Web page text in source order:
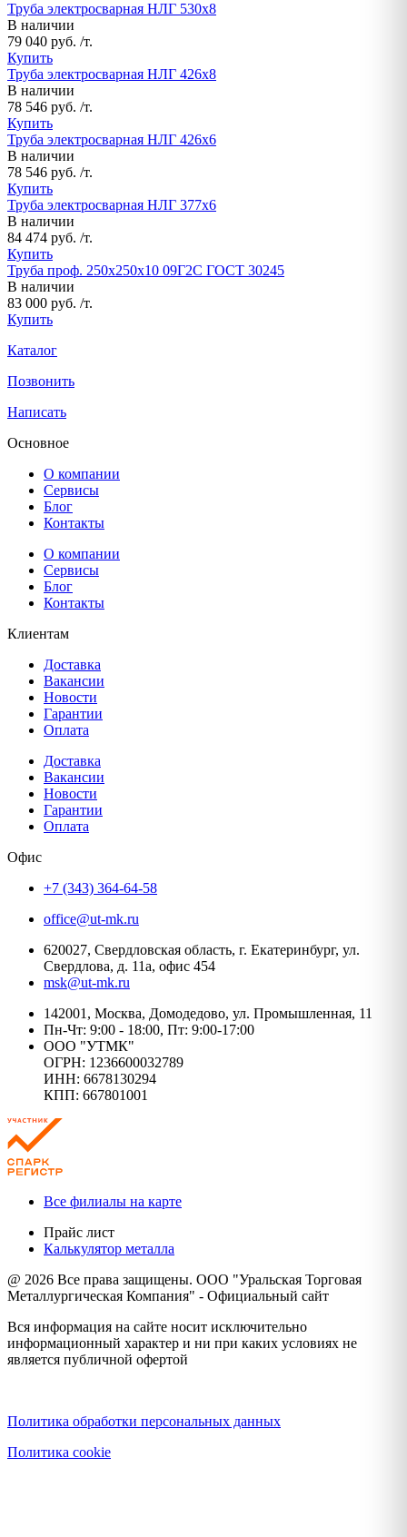
Труба электросварная НЛГ 530х8
В наличии
79 040 руб. /т.
Купить
Труба электросварная НЛГ 426х8
В наличии
78 546 руб. /т.
Купить
Труба электросварная НЛГ 426х6
В наличии
78 546 руб. /т.
Купить
Труба электросварная НЛГ 377х6
В наличии
84 474 руб. /т.
Купить
Труба проф. 250х250х10 09Г2С ГОСТ 30245
В наличии
83 000 руб. /т.
Купить
Каталог
Позвонить
Написать
Основное
О компании
Сервисы
Блог
Контакты
О компании
Сервисы
Блог
Контакты
Клиентам
Доставка
Вакансии
Новости
Гарантии
Оплата
Доставка
Вакансии
Новости
Гарантии
Оплата
Офис
+7 (343) 364-64-58
office@ut-mk.ru
620027, Свердловская область, г. Екатеринбург, ул.
Свердлова, д. 11а, офис 454
msk@ut-mk.ru
142001, Москва, Домодедово, ул. Промышленная, 11
Пн-Чт: 9:00 - 18:00, Пт: 9:00-17:00
ООО "УТМК"
ОГРН: 1236600032789
ИНН: 6678130294
КПП: 667801001
Все филиалы на карте
Прайс лист
Калькулятор металла
@ 2026 Все права защищены. ООО "Уральская Торговая
Металлургическая Компания" - Официальный сайт
Вся информация на сайте носит исключительно
информационный характер и ни при каких условиях не
является публичной офертой
Политика обработки персональных данных
Политика cookie